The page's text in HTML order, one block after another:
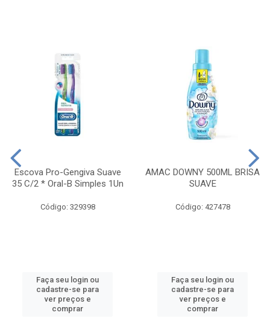
Escova Pro-Gengiva Suave
35 C/2 * Oral-B Simples 1Un
Código: 329398
Faça seu login ou
cadastre-se para
ver preços e
comprar
AMAC DOWNY 500ML BRISA
SUAVE
Código: 427478
Faça seu login ou
cadastre-se para
ver preços e
comprar